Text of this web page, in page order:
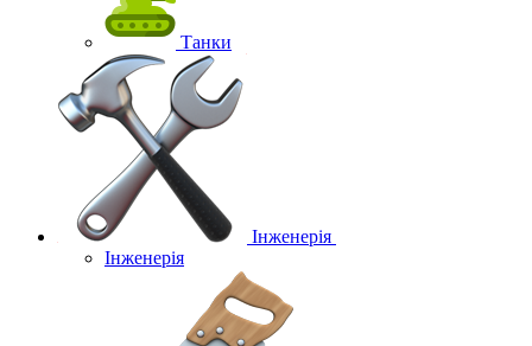
Танки
Інженерія
Інженерія